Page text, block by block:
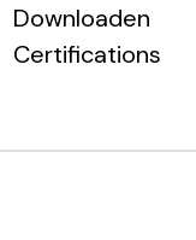
Downloaden
Certifications